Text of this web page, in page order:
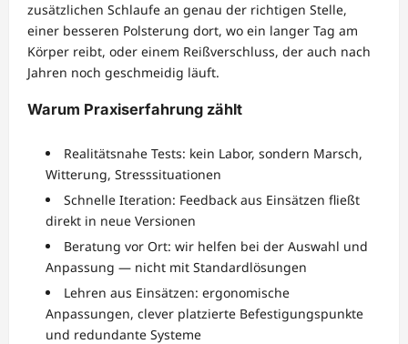
zusätzlichen Schlaufe an genau der richtigen Stelle,
einer besseren Polsterung dort, wo ein langer Tag am
Körper reibt, oder einem Reißverschluss, der auch nach
Jahren noch geschmeidig läuft.
Warum Praxiserfahrung zählt
Realitätsnahe Tests: kein Labor, sondern Marsch,
Witterung, Stresssituationen
Schnelle Iteration: Feedback aus Einsätzen fließt
direkt in neue Versionen
Beratung vor Ort: wir helfen bei der Auswahl und
Anpassung — nicht mit Standardlösungen
Lehren aus Einsätzen: ergonomische
Anpassungen, clever platzierte Befestigungspunkte
und redundante Systeme